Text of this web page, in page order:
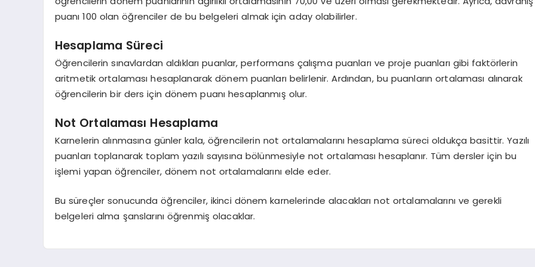
puanı 100 olan öğrenciler de bu belgeleri almak için aday olabilirler.
Hesaplama Süreci
Öğrencilerin sınavlardan aldıkları puanlar, performans çalışma puanları ve proje puanları gibi faktörlerin
aritmetik ortalaması hesaplanarak dönem puanları belirlenir. Ardından, bu puanların ortalaması alınarak
öğrencilerin bir ders için dönem puanı hesaplanmış olur.
Not Ortalaması Hesaplama
Karnelerin alınmasına günler kala, öğrencilerin not ortalamalarını hesaplama süreci oldukça basittir. Yazılı
puanları toplanarak toplam yazılı sayısına bölünmesiyle not ortalaması hesaplanır. Tüm dersler için bu
işlemi yapan öğrenciler, dönem not ortalamalarını elde eder.
Bu süreçler sonucunda öğrenciler, ikinci dönem karnelerinde alacakları not ortalamalarını ve gerekli
belgeleri alma şanslarını öğrenmiş olacaklar.